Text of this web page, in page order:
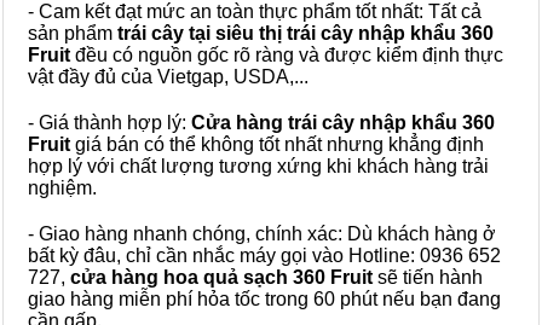
- Cam kết đạt mức an toàn thực phẩm tốt nhất: Tất cả
sản phẩm trái cây tại siêu thị trái cây nhập khẩu 360
Fruit đều có nguồn gốc rõ ràng và được kiểm định thực
vật đầy đủ của Vietgap, USDA,...
- Giá thành hợp lý: Cửa hàng trái cây nhập khẩu 360
Fruit giá bán có thể không tốt nhất nhưng khẳng định
hợp lý với chất lượng tương xứng khi khách hàng trải
nghiệm.
- Giao hàng nhanh chóng, chính xác: Dù khách hàng ở
bất kỳ đâu, chỉ cần nhắc máy gọi vào Hotline: 0936 652
727, cửa hàng hoa quả sạch 360 Fruit sẽ tiến hành
giao hàng miễn phí hỏa tốc trong 60 phút nếu bạn đang
cần gấp.